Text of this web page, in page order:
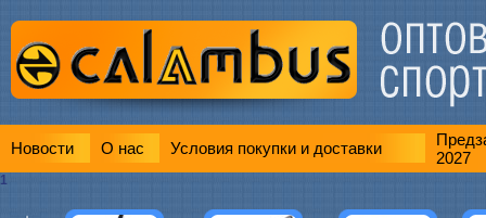
Новости О нас Условия покупки и доставки
2027
1